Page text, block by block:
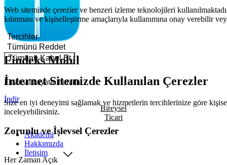
Web sitemizde çerezler ve benzeri izleme teknolojileri
kılınması ve kişiselleştirme amaçlarıyla kullanımına onay verebilir
Tercihler
Tümünü Reddet
Tümünü Kabul Et
İnternet Sitemizde Kullanılan Çerezler
Size en iyi deneyimi sağlamak ve hizmetlerin tercihlerinize göre
inceleyebilirsiniz.
Zorunlu ve İşlevsel Çerezler
Her Zaman Açık
Findeks Mobil
Finansal hayatın burada!
İndir
Bireysel
Ticari
Akademi
Hakkımızda
İletişim